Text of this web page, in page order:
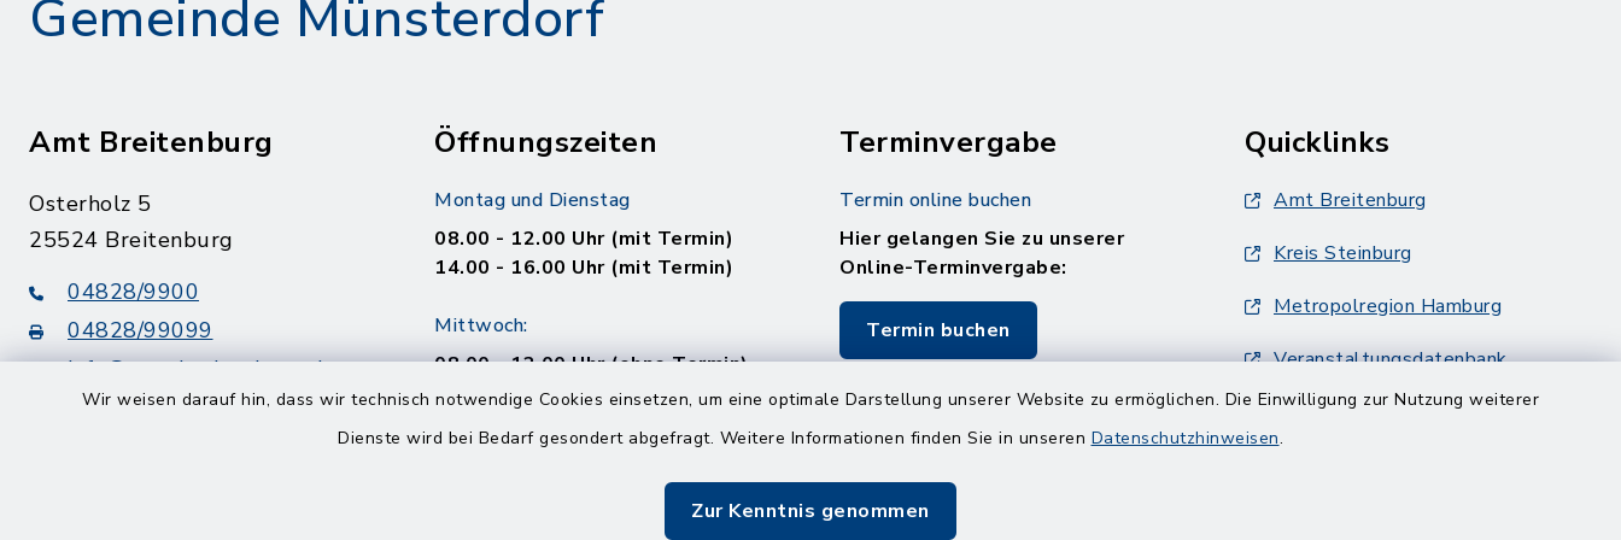
Wir weisen darauf hin, dass wir technisch notwendige Cookies einsetzen, um eine optimale Darstellung unserer Website zu ermöglichen. Die Einwilligung zur Nutzung weiterer
Dienste wird bei Bedarf gesondert abgefragt. Weitere Informationen finden Sie in unseren Datenschutzhinweisen.
Zur Kenntnis genommen
Gemeinde Münsterdorf
Amt Breitenburg
Osterholz 5
25524 Breitenburg
04828/9900
04828/99099
info@amt-breitenburg.de
Öffnungszeiten
Montag und Dienstag
08.00 - 12.00 Uhr (mit Termin)
14.00 - 16.00 Uhr (mit Termin)
Mittwoch:
08.00 - 12.00 Uhr (ohne Termin)
14.00 - 18.00 Uhr (ohne Termin)
Donnerstag:
Terminvergabe
Termin online buchen
Hier gelangen Sie zu unserer
Online-Terminvergabe:
Termin buchen
Quicklinks
Amt Breitenburg
Kreis Steinburg
Metropolregion Hamburg
Veranstaltungsdatenbank
Metropolregion Hamburg